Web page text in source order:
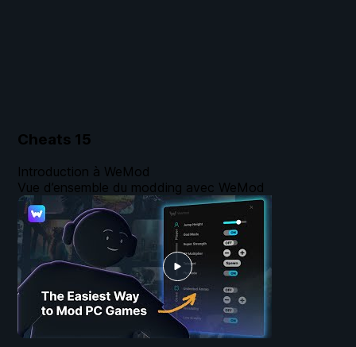
Cheats 15
Introduction à WeMod
Vue d’ensemble du modding avec WeMod